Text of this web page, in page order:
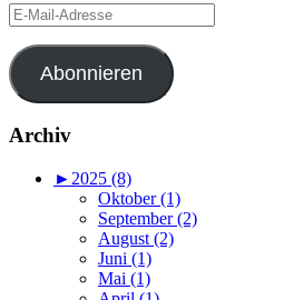
E-
Mail-
Adresse
Abonnieren
Archiv
► 2025 (8)
Oktober (1)
September (2)
August (2)
Juni (1)
Mai (1)